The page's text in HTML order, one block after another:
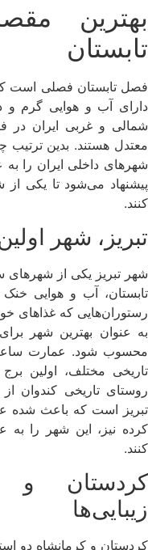
بهترین
تابستان
فصل تابستان فصلی است
دارای آب و هوایی گرم و
شمالی و غربی ایران در
معتدل هستند. بدین ترتیب
شهرهای داخلی ایران را
پیشنهاد می‌شود تا یکی از
کنند.
تبریز، شهر
شهر تبریز یکی از
تابستان، آب و هوایی
رستوران‌هایی که غذاهای
به عنوان بهترین شهر
محسوب شود. عمارت
تاریخی مختلف، اولین
روستای تاریخی کندوان
تبریز است که باعث شده
کرده نیز، این شهر را به
کنند.
کردستان و
زیبایی‌ها
کردستان و کرمانشاه دو